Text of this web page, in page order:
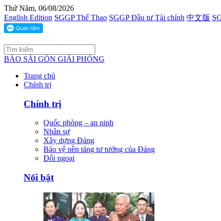
Thứ Năm, 06/08/2026
English Edition SGGP Thể Thao SGGP Đầu tư Tài chính 中文版
BÁO SÀI GÒN GIẢI PHÓNG
Trang chủ
Chính trị
Chính trị
Quốc phòng – an ninh
Nhân sự
Xây dựng Đảng
Bảo vệ nền tảng tư tưởng của Đảng
Đối ngoại
Nổi bật